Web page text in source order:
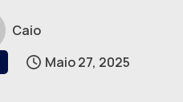
Caio
Maio 27, 2025